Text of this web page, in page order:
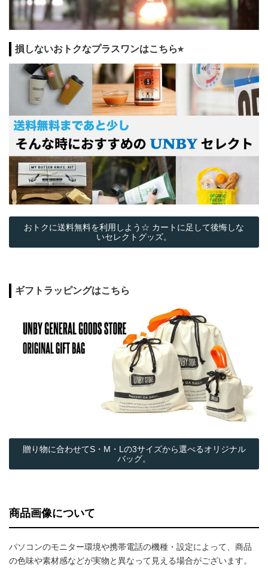
損しないおトクなプラスワンはこちら⭐︎
おトクに送料無料を利用しよう☆ カートに足して後悔しな
いセレクトグッズ。
ギフトラッピングはこちら
贈り物に合わせてS・M・Lの3サイズから選べるオリジナル
バッグ。
商品画像について
パソコンのモニター環境や携帯電話の機種・設定によって、商品
の色味や素材感などが実物と異なって見える場合がございます。